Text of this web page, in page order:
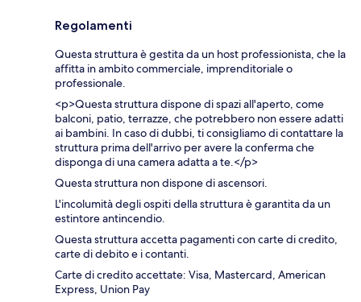
Regolamenti
Questa struttura è gestita da un host professionista, che la
affitta in ambito commerciale, imprenditoriale o
professionale.
<p>Questa struttura dispone di spazi all'aperto, come
balconi, patio, terrazze, che potrebbero non essere adatti
ai bambini. In caso di dubbi, ti consigliamo di contattare la
struttura prima dell'arrivo per avere la conferma che
disponga di una camera adatta a te.</p>
Questa struttura non dispone di ascensori.
L'incolumità degli ospiti della struttura è garantita da un
estintore antincendio.
Questa struttura accetta pagamenti con carte di credito,
carte di debito e i contanti.
Carte di credito accettate: Visa, Mastercard, American
Express, Union Pay